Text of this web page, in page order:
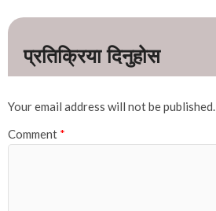
Your email address will not be published.
Comment *